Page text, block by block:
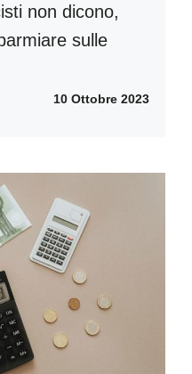
non dicono,
sulle
10 Ottobre 2023